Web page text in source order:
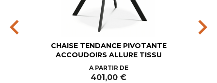
chevron_left
CHAISE TENDANCE PIVOTANTE
ACCOUDOIRS ALLURE TISSU
Prix
A PARTIR DE
401,00 €
chevron_right